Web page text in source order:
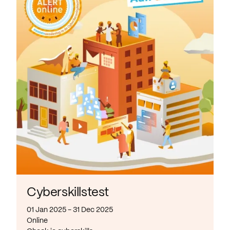
Cyberskillstest
01 Jan 2025 - 31 Dec 2025
Online